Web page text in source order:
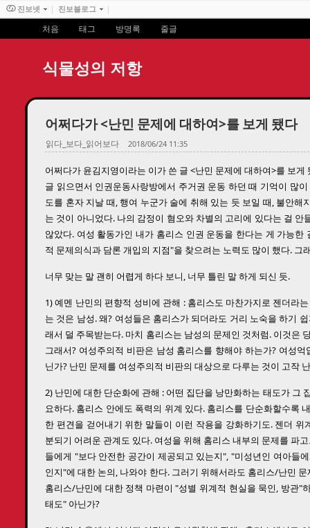
처음 태그 방명록 줄글
식물성의 저항
어쩌다가 <난민 문제에 대하여>를 보게 됐다
읽다_보다_읽어보다 2018/06/24 11:35
어쩌다가 윤김지영이라는 이가 쓴 글 <난민 문제에 대하여>를 보게
글 읽으면서 인권운동사랑방에서 주거권 운동 하던 때 기억이 많
도를 혼자 지날 때, 행여 누군가 술에 취해 있는 듯 보일 때, 불안해
는 것이 아니었다. 나의 감정이 혐오와 차별의 고리에 있다는 걸
않았다. 여성 활동가인 내가 홈리스 인권 운동을 한다는 게 가능
적 문제의식과 담론 개입의 지점"을 찾으려는 노력도 많이 했다. 그
너무 맞는 말 괜히 어렵게 하다 보니, 너무 틀린 말 하게 되신 듯.
1) 예멘 난민의 편향적 성비에 관해 : 홈리스도 마찬가지로 젠더라
는 것은 남성. 왜? 여성들은 홈리스가 되더라도 거리 노숙을 하기
래서 덜 주목받는다. 마치 홈리스는 남성의 문제인 것처럼. 이것은
그래서? 여성주의적 비판은 남성 홈리스를 향해야 하는가? 여성
닌가? 난민 문제를 여성주의적 비판의 대상으로 다루는 것이 고작
2) 난민에 대한 단순화에 관해 : 어떤 집단을 낭만화하는 태도가 그
요하다. 홈리스 안에도 폭력의 위계 있다. 홈리스를 단순화할수록
한 편견을 걷어내기 위한 말들이 이런 작용을 강화하기도. 젠더
분되기 어려운 관계도 있다. 여성을 위해 홈리스 내부의 문제를 파
들에게 "보다 안전한 공간이 제공되고 있는지", "미성년인 여아들
인지"에 대한 논의, 나와야 한다. 그러기 위해서라도 홈리스/난민
홈리스/난민에 대한 정책 마련이 "성별 위계적 현실을 묵인, 방관"
태도" 아닌가?
진보넷 진보블로그